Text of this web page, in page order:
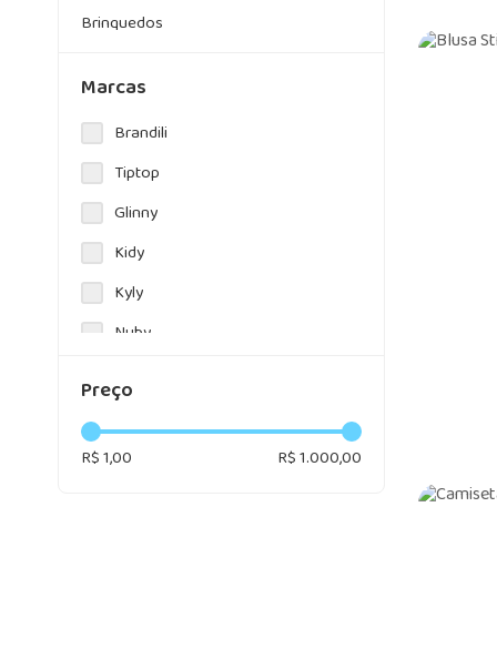
Brinquedos
Alimentação
Passeio
Promoção
Marcas
Brandili
Tiptop
Glinny
Kidy
Kyly
Nuby
Fakini
Preço
R$ 1,00 R$ 1.000,00